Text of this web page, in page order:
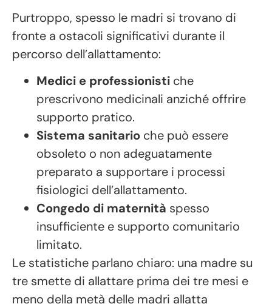
Purtroppo, spesso le madri si trovano di
fronte a ostacoli significativi durante il
percorso dell’allattamento:
Medici e professionisti che
prescrivono medicinali anziché offrire
supporto pratico.
Sistema sanitario che può essere
obsoleto o non adeguatamente
preparato a supportare i processi
fisiologici dell’allattamento.
Congedo di maternità spesso
insufficiente e supporto comunitario
limitato.
Le statistiche parlano chiaro: una madre su
tre smette di allattare prima dei tre mesi e
meno della metà delle madri allatta